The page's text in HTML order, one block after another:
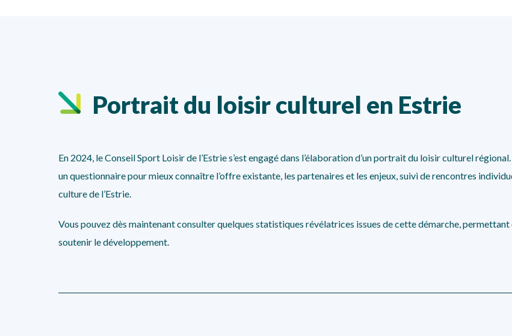
Portrait du loisir culturel en Estrie
En 2024, le Conseil Sport Loisir de l’Estrie s’est engagé dans l’élaboration d’un portrait du loisir culturel
un questionnaire pour mieux connaître l’offre existante, les partenaires et les enjeux, suivi de rencontres
culture de l’Estrie.
Vous pouvez dès maintenant consulter quelques statistiques révélatrices issues de cette démarche,
soutenir le développement.